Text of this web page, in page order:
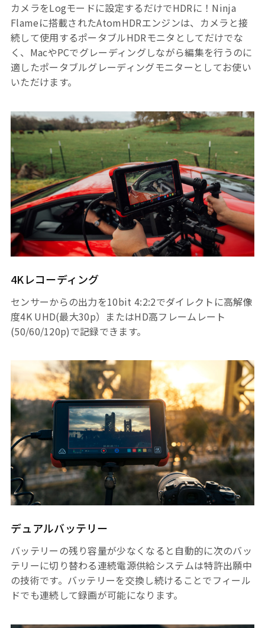
カメラをLogモードに設定するだけでHDRに！Ninja
Flameに搭載されたAtomHDRエンジンは、カメラと接
続して使用するポータブルHDRモニタとしてだけでな
く、MacやPCでグレーディングしながら編集を行うのに
適したポータブルグレーディングモニターとしてお使い
いただけます。
4Kレコーディング
センサーからの出力を10bit 4:2:2でダイレクトに高解像
度4K UHD(最大30p）またはHD高フレームレート
(50/60/120p)で記録できます。
デュアルバッテリー
バッテリーの残り容量が少なくなると自動的に次のバッ
テリーに切り替わる連続電源供給システムは特許出願中
の技術です。バッテリーを交換し続けることでフィール
ドでも連続して録画が可能になります。